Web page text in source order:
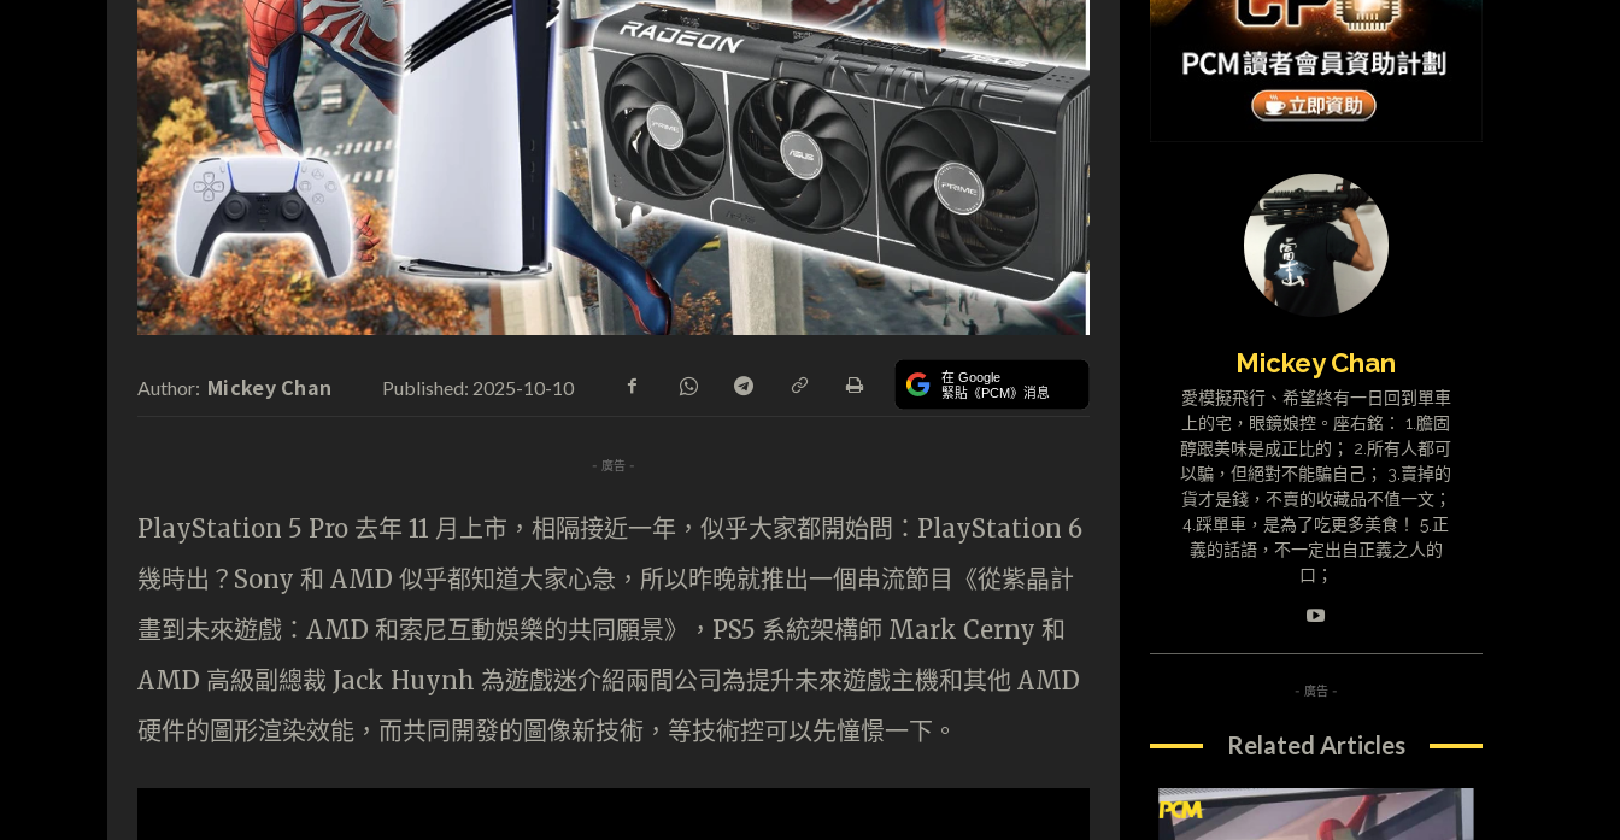
Author: Mickey Chan Published: 2025-10-10 在 Google
緊貼《PCM》消息
- 廣告 -
PlayStation 5 Pro 去年 11 月上市，相隔接近一年，似乎大家都開始問：PlayStation 6
幾時出？Sony 和 AMD 似乎都知道大家心急，所以昨晚就推出一個串流節目《從紫晶計
畫到未來遊戲：AMD 和索尼互動娛樂的共同願景》，PS5 系統架構師 Mark Cerny 和
AMD 高級副總裁 Jack Huynh 為遊戲迷介紹兩間公司為提升未來遊戲主機和其他 AMD
硬件的圖形渲染效能，而共同開發的圖像新技術，等技術控可以先憧憬一下。
Mickey Chan
愛模擬飛行、希望終有一日回到單車
上的宅，眼鏡娘控。座右銘： 1.膽固
醇跟美味是成正比的； 2.所有人都可
以騙，但絕對不能騙自己； 3.賣掉的
貨才是錢，不賣的收藏品不值一文；
4.踩單車，是為了吃更多美食！ 5.正
義的話語，不一定出自正義之人的
口；
- 廣告 -
Related Articles